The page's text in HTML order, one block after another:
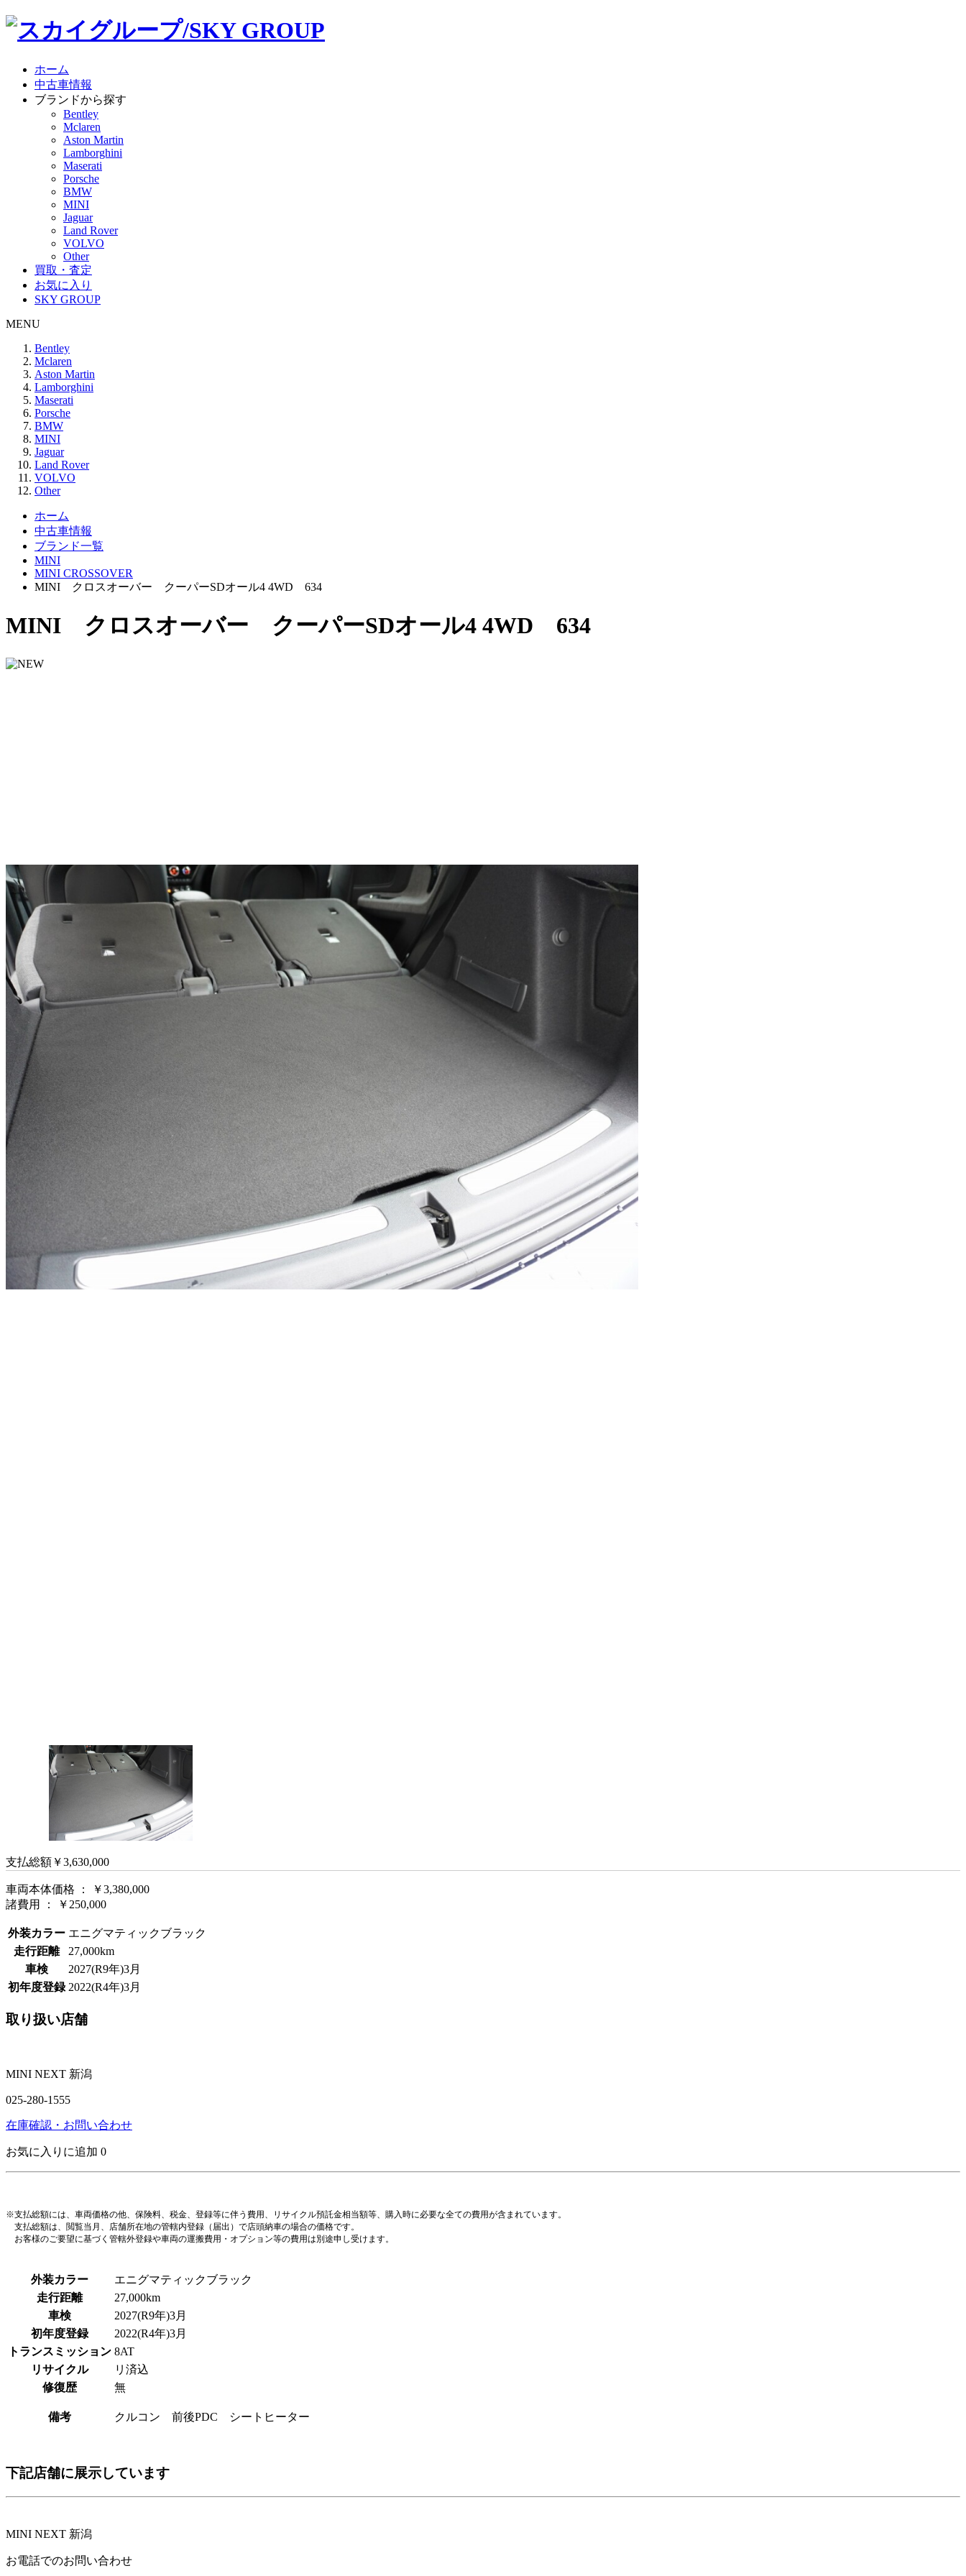
ホーム
中古車情報
ブランドから探す
Bentley
Mclaren
Aston Martin
Lamborghini
Maserati
Porsche
BMW
MINI
Jaguar
Land Rover
VOLVO
Other
買取・査定
お気に入り
SKY GROUP
MENU
Bentley
Mclaren
Aston Martin
Lamborghini
Maserati
Porsche
BMW
MINI
Jaguar
Land Rover
VOLVO
Other
ホーム
中古車情報
ブランド一覧
MINI
MINI CROSSOVER
MINI クロスオーバー クーパーSDオール4 4WD 634
MINI クロスオーバー クーパーSDオール4 4WD 634
支払総額 ￥3,630,000
車両本体価格 ： ￥3,380,000
諸費用 ： ￥250,000
外装カラー エニグマティックブラック
走行距離
27,000km
車検
2027(R9年)3月
初年度登録 2022(R4年)3月
取り扱い店舗
MINI NEXT 新潟
025-280-1555
在庫確認・お問い合わせ
お気に入りに追加 0
※支払総額には、車両価格の他、保険料、税金、登録等に伴う費用、リサイクル預託金相当額等、購入時に必要な全ての費用が含まれています。
支払総額は、閲覧当月、店舗所在地の管轄内登録（届出）で店頭納車の場合の価格です。
お客様のご要望に基づく管轄外登録や車両の運搬費用・オプション等の費用は別途申し受けます。
外装カラー
エニグマティックブラック
走行距離
27,000km
車検
2027(R9年)3月
初年度登録
2022(R4年)3月
トランスミッション 8AT
リサイクル
リ済込
修復歴
無
備考 クルコン 前後PDC シートヒーター
下記店舗に展示しています
MINI NEXT 新潟
お電話でのお問い合わせ